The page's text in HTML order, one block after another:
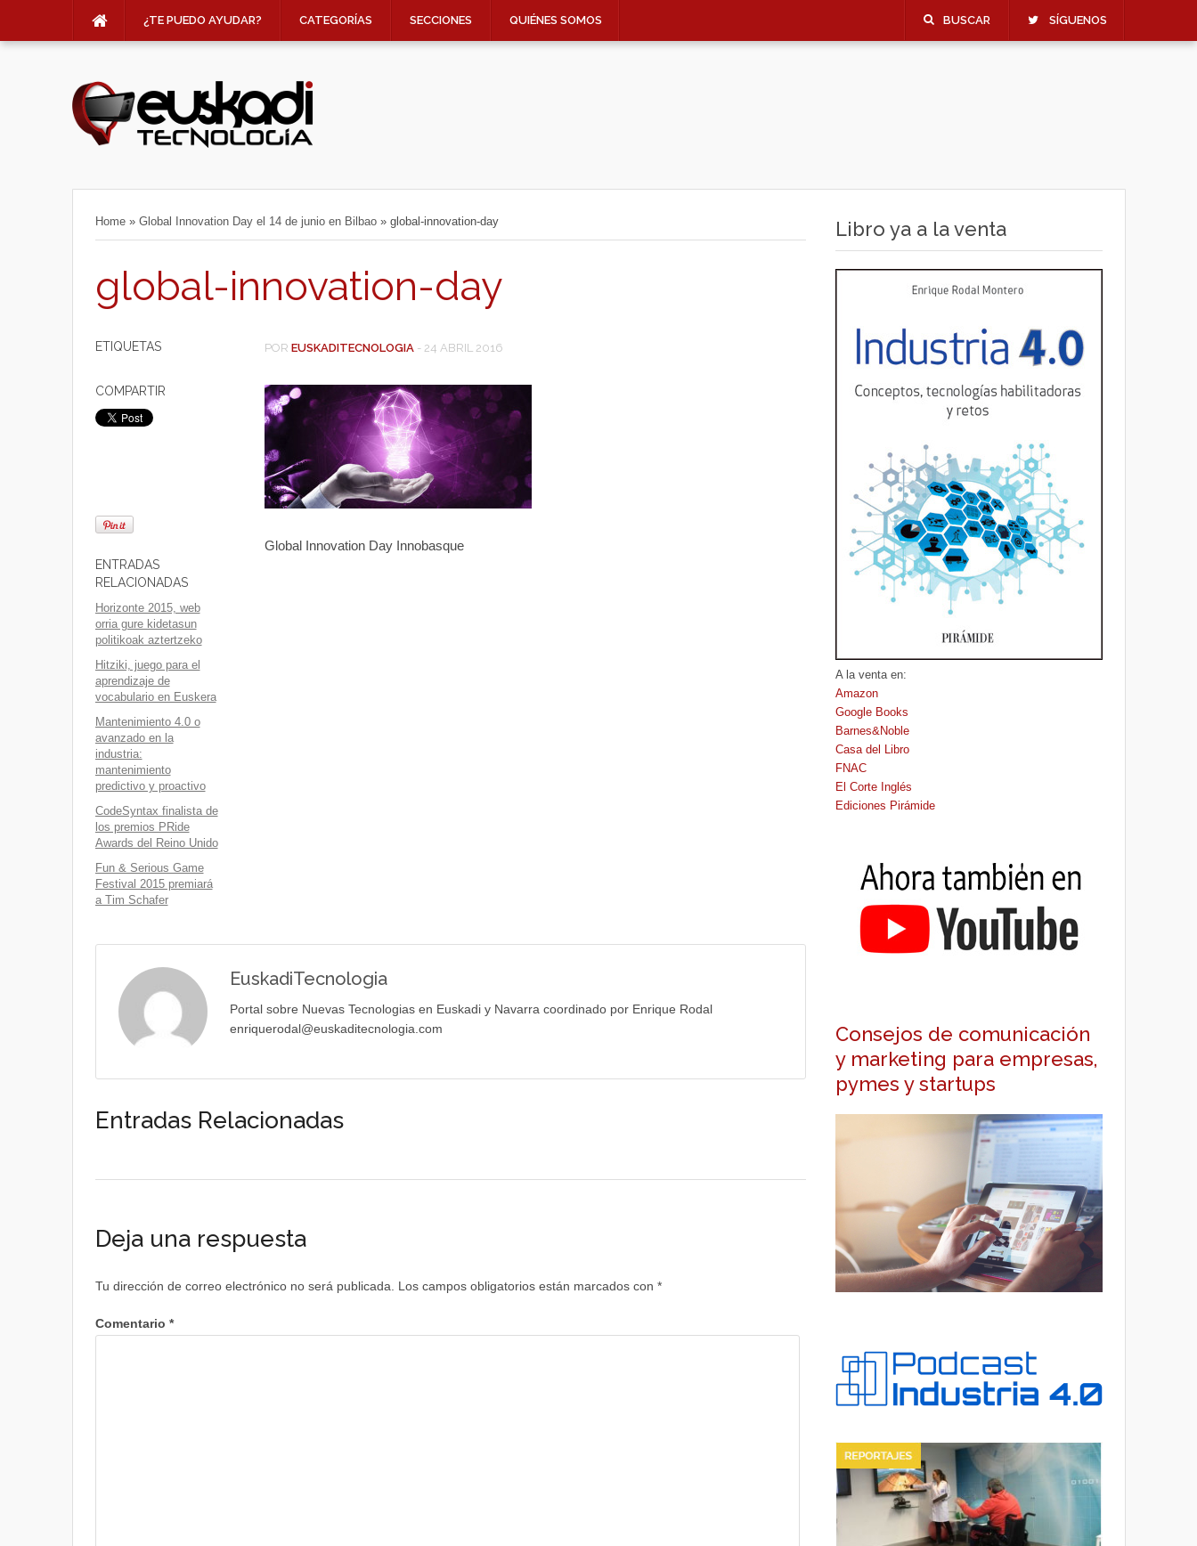
¿TE PUEDO AYUDAR? CATEGORÍAS SECCIONES QUIÉNES SOMOS BUSCAR SÍGUENOS
Home » Global Innovation Day el 14 de junio en Bilbao » global-innovation-day
global-innovation-day
ETIQUETAS
COMPARTIR
ENTRADAS
RELACIONADAS
Horizonte 2015, web
orria gure kidetasun
politikoak aztertzeko
Hitziki, juego para el
aprendizaje de
vocabulario en Euskera
Mantenimiento 4.0 o
avanzado en la
industria:
mantenimiento
predictivo y proactivo
CodeSyntax finalista de
los premios PRide
Awards del Reino Unido
Fun & Serious Game
Festival 2015 premiará
a Tim Schafer
POR EUSKADITECNOLOGIA - 24 ABRIL 2016
Global Innovation Day Innobasque
EuskadiTecnologia
Portal sobre Nuevas Tecnologias en Euskadi y Navarra coordinado por Enrique Rodal
enriquerodal@euskaditecnologia.com
Entradas Relacionadas
Deja una respuesta
Tu dirección de correo electrónico no será publicada. Los campos obligatorios están marcados con *
Comentario *
Libro ya a la venta
A la venta en:
Amazon
Google Books
Barnes&Noble
Casa del Libro
FNAC
El Corte Inglés
Ediciones Pirámide
Consejos de comunicación
y marketing para empresas,
pymes y startups